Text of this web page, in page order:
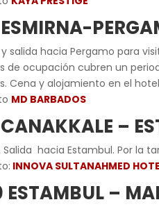
salida hacia Pergamo para
de ocupación cubren un
Cena y alojamiento en el
MD BARBADOS
–
Salida hacia Estambul. Por la
INNOVA SULTANAHMED
ESTAMBUL –